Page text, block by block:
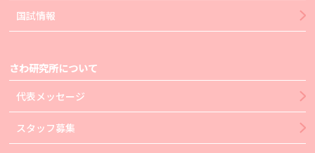
国試情報
さわ研究所について
代表メッセージ
スタッフ募集